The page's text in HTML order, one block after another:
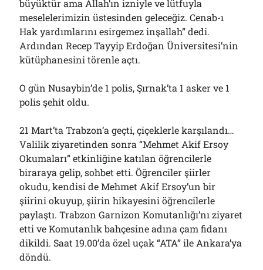
büyüktür ama Allah’ın izniyle ve lütfuyla
meselelerimizin üstesinden geleceğiz. Cenab-ı
Hak yardımlarını esirgemez inşallah” dedi.
Ardından Recep Tayyip Erdoğan Üniversitesi’nin
kütüphanesini törenle açtı.
O gün Nusaybin’de 1 polis, Şırnak’ta 1 asker ve 1
polis şehit oldu.
21 Mart’ta Trabzon’a geçti, çiçeklerle karşılandı…
Valilik ziyaretinden sonra “Mehmet Akif Ersoy
Okumaları” etkinliğine katılan öğrencilerle
biraraya gelip, sohbet etti. Öğrenciler şiirler
okudu, kendisi de Mehmet Akif Ersoy’un bir
şiirini okuyup, şiirin hikayesini öğrencilerle
paylaştı. Trabzon Garnizon Komutanlığı’nı ziyaret
etti ve Komutanlık bahçesine adına çam fidanı
dikildi. Saat 19.00’da özel uçak “ATA” ile Ankara’ya
döndü.